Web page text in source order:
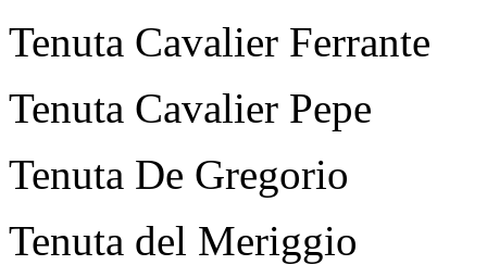
Tenuta Cavalier Ferrante
Tenuta Cavalier Pepe
Tenuta De Gregorio
Tenuta del Meriggio